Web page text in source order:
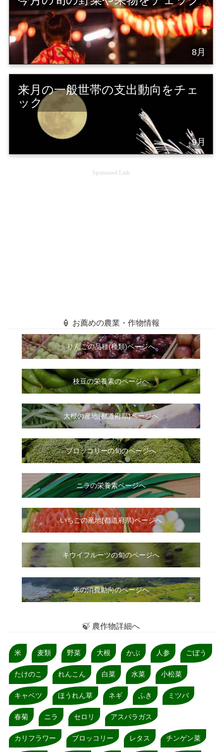
8月
来月の一般世帯の支出動向をチェ
ック
9月
Sponsored Link
🏮 お薦めの農業・作物情報
りんごの品種(種類)ページへ
枝豆の栄養素のページへ
大根の産地(都道府県)ページへ
ブロッコリーの旬のページへ
ニラの栄養素ページへ
いちごの産地(都道府県)ページへ
キウイフルーツの旬のページへ
米の消費動向のページへ
🍃 農作物詳細へ
米 麦類 野菜 大根 かぶ 人参 ごぼう
たけのこ れんこん 白菜 水菜 小松菜
キャベツ ほうれん草 ネギ ふき ミツバ
春菊 ニラ セロリ アスパラガス
カリフラワー ブロッコリー レタス チンゲン菜